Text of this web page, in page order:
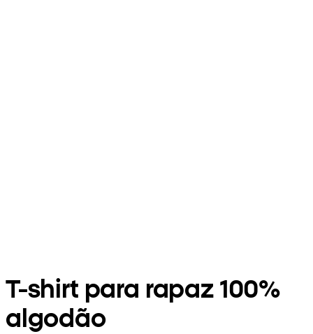
T-shirt para rapaz 100%
algodão